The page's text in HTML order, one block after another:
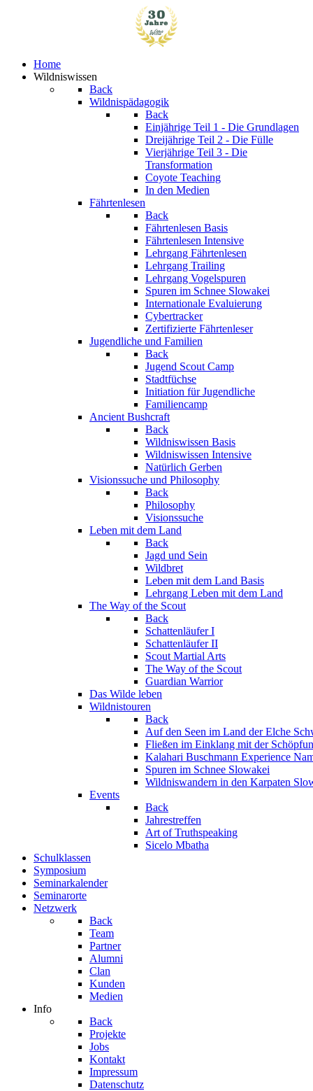
Home
Wildniswissen
Back
Wildnispädagogik
Back
Einjährige Teil 1 - Die Grundlagen
Dreijährige Teil 2 - Die Fülle
Vierjährige Teil 3 - Die
Transformation
Coyote Teaching
In den Medien
Fährtenlesen
Back
Fährtenlesen Basis
Fährtenlesen Intensive
Lehrgang Fährtenlesen
Lehrgang Trailing
Lehrgang Vogelspuren
Spuren im Schnee Slowakei
Internationale Evaluierung
Cybertracker
Zertifizierte Fährtenleser
Jugendliche und Familien
Back
Jugend Scout Camp
Stadtfüchse
Initiation für Jugendliche
Familiencamp
Ancient Bushcraft
Back
Wildniswissen Basis
Wildniswissen Intensive
Natürlich Gerben
Visionssuche und Philosophy
Back
Philosophy
Visionssuche
Leben mit dem Land
Back
Jagd und Sein
Wildbret
Leben mit dem Land Basis
Lehrgang Leben mit dem Land
The Way of the Scout
Back
Schattenläufer I
Schattenläufer II
Scout Martial Arts
The Way of the Scout
Guardian Warrior
Das Wilde leben
Wildnistouren
Back
Auf den Seen im Land der Elche
Fließen im Einklang mit der
Kalahari Buschmann Experience
Spuren im Schnee Slowakei
Wildniswandern in den Karpaten
Events
Back
Jahrestreffen
Art of Truthspeaking
Sicelo Mbatha
Schulklassen
Symposium
Seminarkalender
Seminarorte
Netzwerk
Back
Team
Partner
Alumni
Clan
Kunden
Medien
Info
Back
Projekte
Jobs
Kontakt
Impressum
Datenschutz